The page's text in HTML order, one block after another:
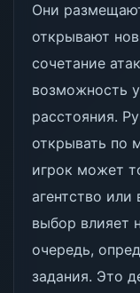
Они
открывают
сочетание
возможность
расстояния.
открывать по
игрок может
агентство
выбор влияет
очередь,
задания. Это